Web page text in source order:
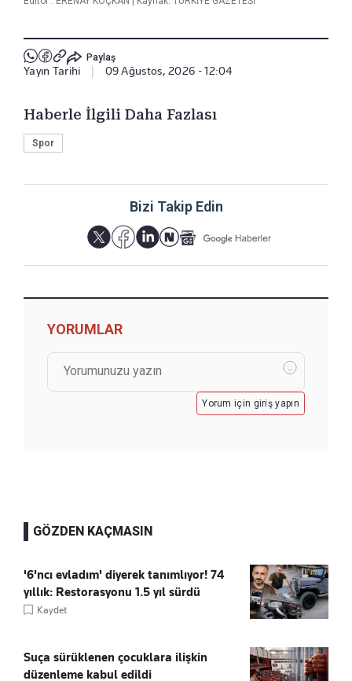
Paylaş
Yayın Tarihi 09 Ağustos, 2026 - 12:04
Haberle İlgili Daha Fazlası
Spor
Bizi Takip Edin
YORUMLAR
Yorum için giriş yapın
GÖZDEN KAÇMASIN
'6'ncı evladım' diyerek tanımlıyor! 74
yıllık: Restorasyonu 1.5 yıl sürdü
Kaydet
Suça sürüklenen çocuklara ilişkin
düzenleme kabul edildi